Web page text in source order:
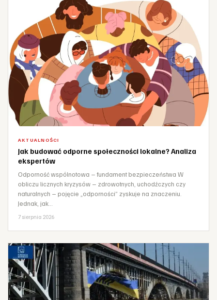
AKTUALNOŚCI
Jak budować odporne społeczności lokalne? Analiza
ekspertów
Odporność wspólnotowa – fundament bezpieczeństwa W
obliczu licznych kryzysów – zdrowotnych, uchodźczych czy
naturalnych – pojęcie „odporności” zyskuje na znaczeniu.
Jednak, jak…
7 sierpnia 2026